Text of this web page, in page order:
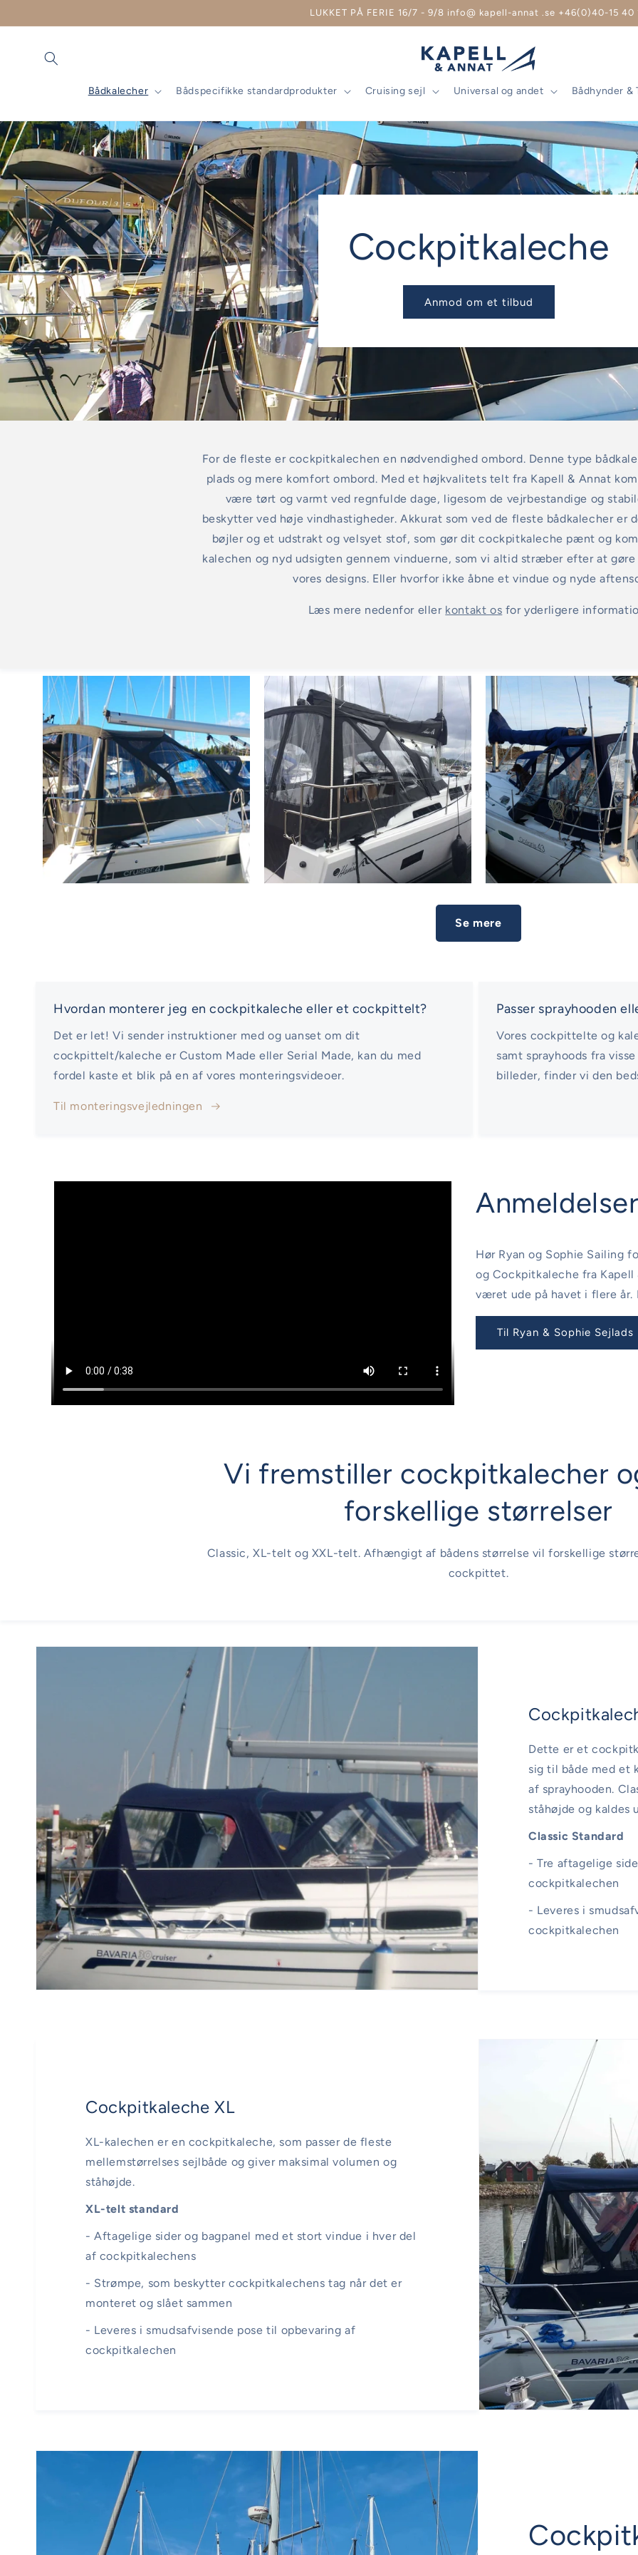
indhold
LUKKET PÅ FERIE 16/7 - 9/8 info@ kapell-annat .se +46(0)40-15 40
Bådkalecher Bådspecifikke standardprodukter Cruising sejl Universal og andet Bådhynder &
Cockpitkaleche
Anmod om et tilbud
For de fleste er cockpitkalechen en nødvendighed ombord. Denne type
plads og mere komfort ombord. Med et højkvalitets telt fra Kapell & Annat
være tørt og varmt ved regnfulde dage, ligesom de vejrbestandige og
beskytter ved høje vindhastigheder. Akkurat som ved de fleste bådkalecher er
bøjler og et udstrakt og velsyet stof, som gør dit cockpitkaleche pænt og
kalechen og nyd udsigten gennem vinduerne, som vi altid stræber efter at gøre
vores designs. Eller hvorfor ikke åbne et vindue og nyde
Læs mere nedenfor eller kontakt os for yderligere
Bavaria 41 Cruiser
Cockpitkaleche XXL
Hanse 388
Cockpitkaleche
Se mere
Hvordan monterer jeg en cockpitkaleche eller et cockpittelt?
Det er let! Vi sender instruktioner med og uanset om dit
cockpittelt/kaleche er Custom Made eller Serial Made, kan du med
fordel kaste et blik på en af vores monteringsvideoer.
Til monteringsvejledningen
Passer sprayhooden
Vores cockpittelte og
samt sprayhoods fra
billeder, finder vi den
Hør Ryan og Sophie Sailing
og Cockpitkaleche fra Kapell
været ude på havet i flere år.
Til Ryan & Sophie Sejlads
Vi fremstiller cockpitkalecher
forskellige størrelser
Classic, XL-telt og XXL-telt. Afhængigt af bådens størrelse vil forskellige
cockpittet.
Dette er et
sig til både med et
af sprayhooden.
ståhøjde og kaldes
Classic Standard
- Tre aftagelige
cockpitkalechen
- Leveres i
cockpitkalechen
Cockpitkaleche XL
XL-kalechen er en cockpitkaleche, som passer de fleste
mellemstørrelses sejlbåde og giver maksimal volumen og
ståhøjde.
XL-telt standard
- Aftagelige sider og bagpanel med et stort vindue i hver del
af cockpitkalechens
- Strømpe, som beskytter cockpitkalechens tag når det er
monteret og slået sammen
- Leveres i smudsafvisende pose til opbevaring af
cockpitkalechen